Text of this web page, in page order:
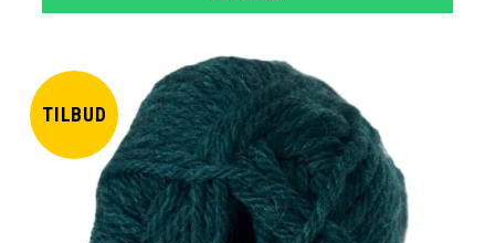
TILBUD